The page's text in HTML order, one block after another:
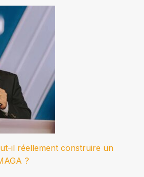
il réellement construire un
?